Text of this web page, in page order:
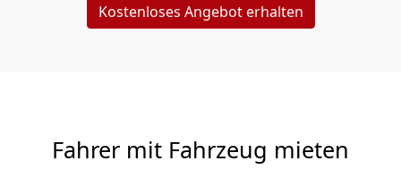
Kostenloses Angebot erhalten
Fahrer mit Fahrzeug mieten